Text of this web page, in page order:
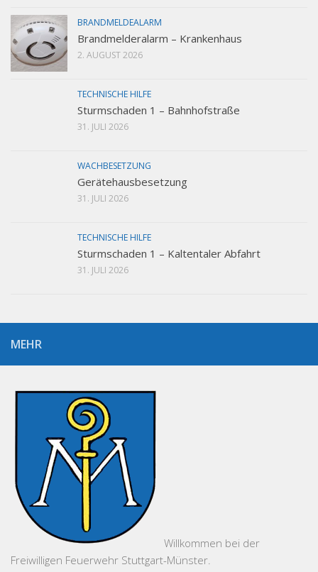
BRANDMELDEALARM
Brandmelderalarm – Krankenhaus
2. AUGUST 2026
TECHNISCHE HILFE
Sturmschaden 1 – Bahnhofstraße
31. JULI 2026
WACHBESETZUNG
Gerätehausbesetzung
31. JULI 2026
TECHNISCHE HILFE
Sturmschaden 1 – Kaltentaler Abfahrt
31. JULI 2026
MEHR
Willkommen bei der
Freiwilligen Feuerwehr Stuttgart-Münster.